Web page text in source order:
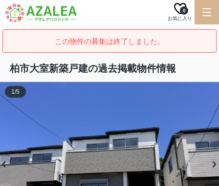
お気に入り
0
この物件の募集は終了しました。
柏市大室新築戸建の過去掲載物件情報
1/5